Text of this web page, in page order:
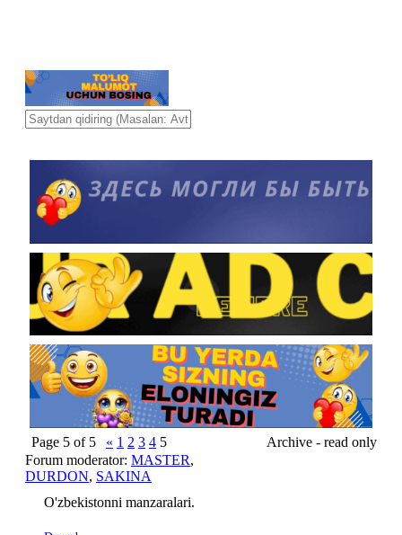
Page 5 of 5 « 1 2 3 4 5
Archive - read only
Forum moderator: MASTER,
DURDON, SAKINA
O'zbekistonni manzaralari.